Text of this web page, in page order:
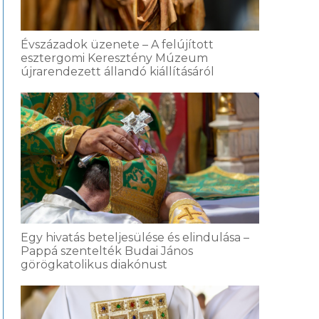
Évszázadok üzenete – A felújított
esztergomi Keresztény Múzeum
újrarendezett állandó kiállításáról
Egy hivatás beteljesülése és elindulása –
Pappá szentelték Budai János
görögkatolikus diakónust